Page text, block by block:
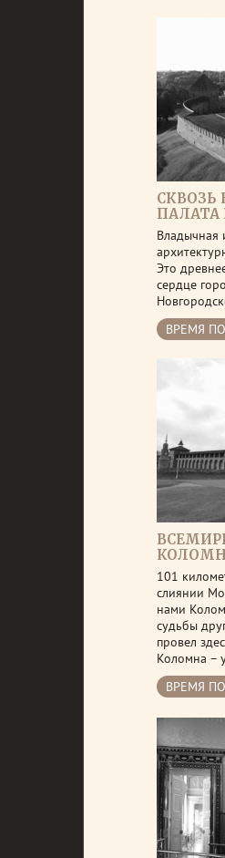
СКВОЗЬ
ПАЛАТА
Владычная
Это
сердце
ВРЕМЯ
101
слиянии
нами
судьбы
провел
Коломна –
ВРЕМЯ